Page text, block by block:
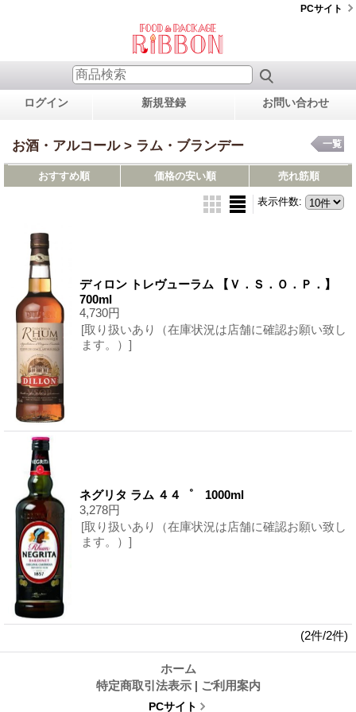
PCサイト
ログイン 新規登録 お問い合わせ
お酒・アルコール > ラム・ブランデー 一覧
おすすめ順 価格の安い順 売れ筋順
表示件数:
ディロン トレヴューラム 【Ｖ．Ｓ．Ｏ．Ｐ．】
700ml
4,730円
[取り扱いあり（在庫状況は店舗に確認お願い致し
ます。）]
ネグリタ ラム ４４゜ 1000ml
3,278円
[取り扱いあり（在庫状況は店舗に確認お願い致し
ます。）]
(2件/2件)
ホーム
特定商取引法表示 | ご利用案内
PCサイト